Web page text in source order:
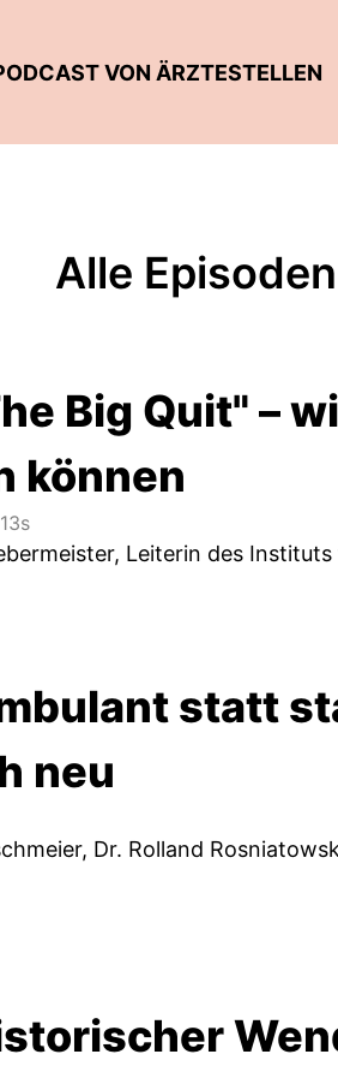
VON ÄRZTESTELLEN
Alle Episoden
Big Quit" –
können
Leiterin des
statt
neu
Dr. Rolland